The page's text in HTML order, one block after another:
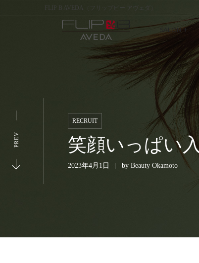
FLIP B AVEDA（フリップビー アヴェダ）
SALON
RECRUIT
笑顔いっぱい
2023年4月1日 by Beauty Okamoto
PREV